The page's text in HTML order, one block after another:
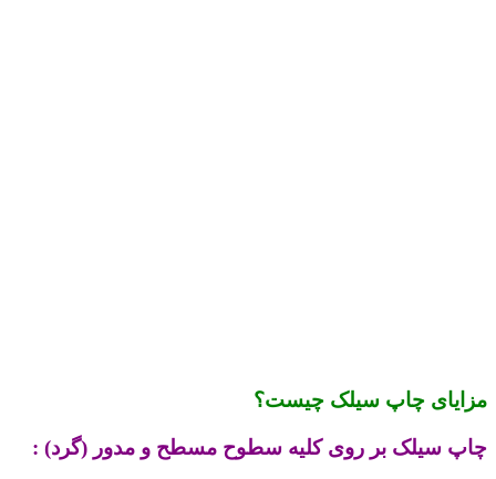
مزایای چاپ سیلک چیست؟
چاپ سیلک بر روی کلیه سطوح مسطح و مدور (گرد) :